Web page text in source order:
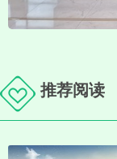
推荐阅读